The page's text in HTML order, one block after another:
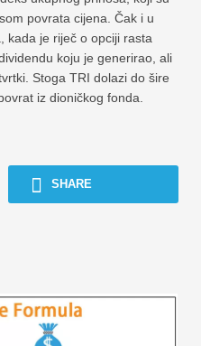
povrata cijena. Čak i u
kada je riječ o opciji rasta
koju je generirao, ali
Stoga TRI dolazi do šire
iz dioničkog fonda.
SHARE